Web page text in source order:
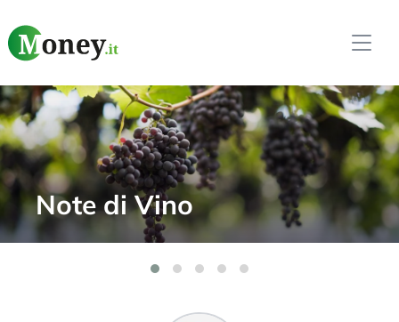
Softi Weekly –
Innovazione e AI nel
Trading Automatico